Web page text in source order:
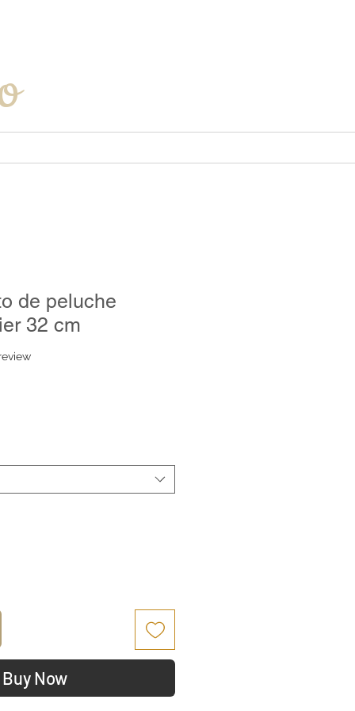
de peluche
32 cm
stars based on 1 review
Buy Now